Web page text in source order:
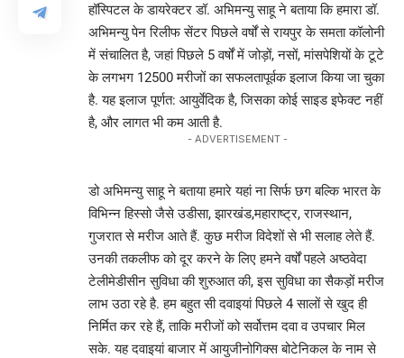
हॉस्पिटल के डायरेक्टर डॉ. अभिमन्यु साहू ने बताया कि हमारा डॉ.
अभिमन्यु पेन रिलीफ सेंटर पिछले वर्षों से रायपुर के समता कॉलोनी
में संचालित है, जहां पिछले 5 वर्षों में जोड़ों, नसों, मांसपेशियों के टूटे
के लगभग 12500 मरीजों का सफलतापूर्वक इलाज किया जा चुका
है. यह इलाज पूर्णत: आयुर्वेदिक है, जिसका कोई साइड इफेक्ट नहीं
है, और लागत भी कम आती है.
- ADVERTISEMENT -
डो अभिमन्यु साहू ने बताया हमारे यहां ना सिर्फ छग बल्कि भारत के
विभिन्न हिस्सो जैसे उडीसा, झारखंड,महाराष्ट्र, राजस्थान,
गुजरात से मरीज आते हैं. कुछ मरीज विदेशों से भी सलाह लेते हैं.
उनकी तकलीफ को दूर करने के लिए हमने वर्षों पह‌ले अष्ठवेदा
टेलीमेडीसीन सुविधा की शुरुआत की, इस सुविधा का सैकड़ों मरीज
लाभ उठा रहे है. हम बहुत सी दवाइयां पिछले 4 सालों से खुद ही
निर्मित कर रहे हैं, ताकि मरीजों को सर्वोत्तम दवा व उपचार मिल
सके. यह दवाइयां बाजार में आयु‌जीनोगिक्स बोटेनिकल के नाम से